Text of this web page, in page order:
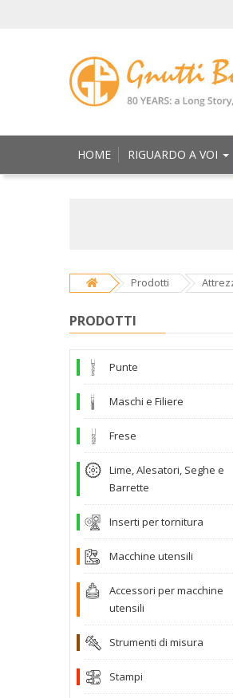
HOME RIGUARDO A VOI
Prodotti
PRODOTTI
Punte
Maschi e Filiere
Frese
Lime, Alesatori, Seghe e
Barrette
Inserti per tornitura
Macchine utensili
Accessori per macchine
utensili
Strumenti di misura
Stampi